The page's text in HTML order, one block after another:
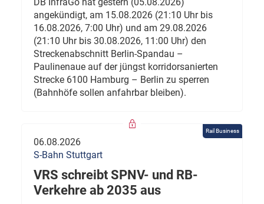
angekündigt, am 15.08.2026 (21:10 Uhr bis
16.08.2026, 7:00 Uhr) und am 29.08.2026
(21:10 Uhr bis 30.08.2026, 11:00 Uhr) den
Streckenabschnitt Berlin-Spandau –
Paulinenaue auf der jüngst korridorsanierten
Strecke 6100 Hamburg – Berlin zu sperren
(Bahnhöfe sollen anfahrbar bleiben).
Rail Business
06.08.2026
S-Bahn Stuttgart
VRS schreibt SPNV- und RB-
Verkehre ab 2035 aus